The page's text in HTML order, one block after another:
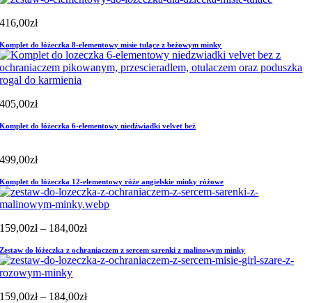
416,00zł
Komplet do łóżeczka 8-elementowy misie tulące z beżowym minky
405,00zł
Komplet do łóżeczka 6-elementowy niedźwiadki velvet beż
499,00zł
Komplet do łóżeczka 12-elementowy róże angielskie minky różowe
159,00zł – 184,00złZakres
od
159,00zł
Zestaw do łóżeczka z ochraniaczem z sercem sarenki z malinowym minky
159,00zł – 184,00złZakres